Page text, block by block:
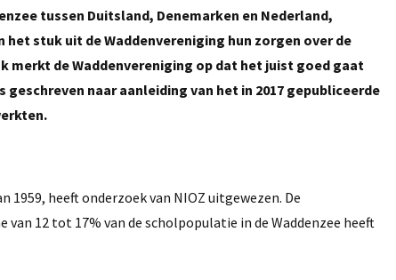
tussen Duitsland, Denemarken en Nederland,
het stuk uit de Waddenvereniging hun zorgen over de
merkt de Waddenvereniging op dat het juist goed gaat
geschreven naar aanleiding van het in 2017 gepubliceerde
1959, heeft onderzoek van NIOZ uitgewezen. De
12 tot 17% van de scholpopulatie in de Waddenzee heeft